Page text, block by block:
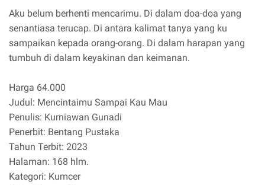
Aku belum berhenti mencarimu. Di dalam doa-doa yang
senantiasa terucap. Di antara kalimat tanya yang ku
sampaikan kepada orang-orang. Di dalam harapan yang
tumbuh di dalam keyakinan dan keimanan.
Harga 64.000
Judul: Mencintaimu Sampai Kau Mau
Penulis: Kurniawan Gunadi
Penerbit: Bentang Pustaka
Tahun Terbit: 2023
Halaman: 168 hlm.
Kategori: Kumcer